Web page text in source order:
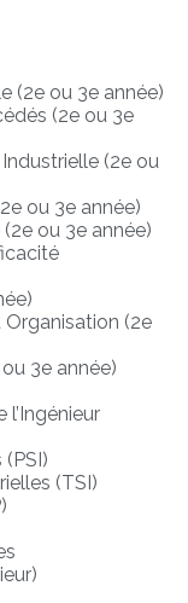
(2e ou 3e année)
(2e ou 3e
(2e ou
ou 3e année)
ou 3e année)
(2e
3e année)
l’Ingénieur
(TSI)